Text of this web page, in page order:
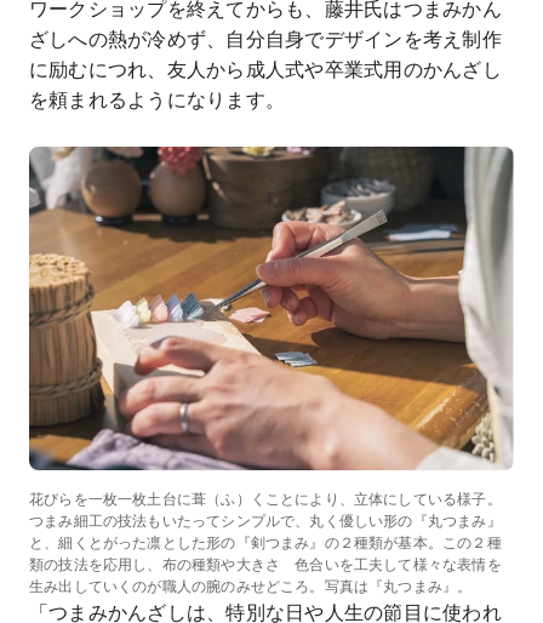
ワークショップを終えてからも、藤井氏はつまみかん
ざしへの熱が冷めず、自分自身でデザインを考え制作
に励むにつれ、友人から成人式や卒業式用のかんざし
を頼まれるようになります。
花びらを一枚一枚土台に葺（ふ）くことにより、立体にしている様子。
つまみ細工の技法もいたってシンプルで、丸く優しい形の『丸つまみ』
と、細くとがった凛とした形の『剣つまみ』の２種類が基本。この２種
類の技法を応用し、布の種類や大きさ 色合いを工夫して様々な表情を
生み出していくのが職人の腕のみせどころ。写真は『丸つまみ』。
「つまみかんざしは、特別な日や人生の節目に使われ